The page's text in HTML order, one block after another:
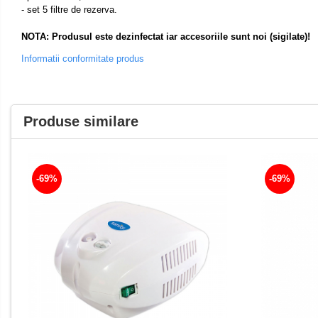
Aspiratoare nazale
Diverse
Purificatoare
Incalzitoare corporale
Proteine si aminoacizi
Proteine
Tablete energizante
Alte suplimente nutritive
Saboti medicali
- set 5 filtre de rezerva.
NOTA: Produsul este dezinfectat iar accesoriile sunt noi (sigilate)!
Informatii conformitate produs
Produse similare
-69% -69%